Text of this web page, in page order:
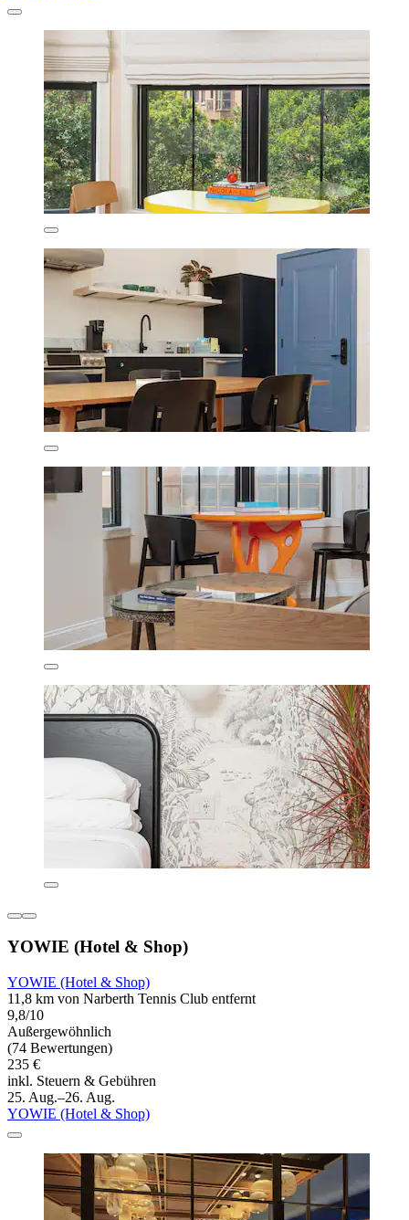
YOWIE (Hotel & Shop)
YOWIE (Hotel & Shop)
11,8 km von Narberth Tennis Club entfernt
9,8/10
Außergewöhnlich
(74 Bewertungen)
235 €
inkl. Steuern & Gebühren
25. Aug.–26. Aug.
YOWIE (Hotel & Shop)